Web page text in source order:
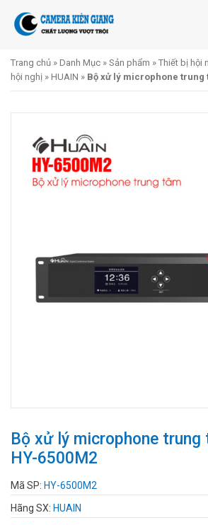
Trang chủ » Danh Mục » Sản phẩm » Thiết bị hội
hội nghị » HUAIN » Bộ xử lý microphone trung
Bộ xử lý microphone trung
HY-6500M2
Mã SP: HY-6500M2
Hãng SX: HUAIN